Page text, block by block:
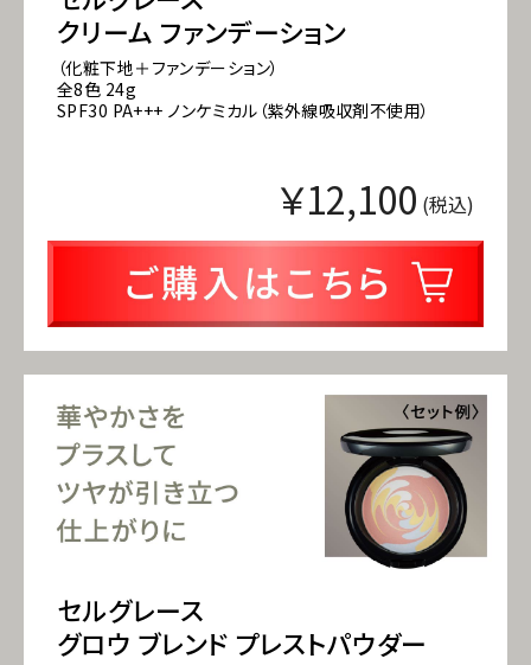
クリーム ファンデーション
（化粧下地＋ファンデーション）
全8色 24g
SPF30 PA+++ ノンケミカル（紫外線吸収剤不使用）
￥12,100 (税込)
セルグレース
グロウ ブレンド プレストパウダー